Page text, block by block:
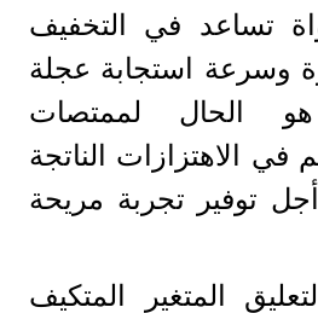
تساعد في التخفيف
وسرعة استجابة عجلة
هو الحال لممتصات
في الاهتزازات الناتجة
توفير تجربة مريحة
المتغير المتكيف